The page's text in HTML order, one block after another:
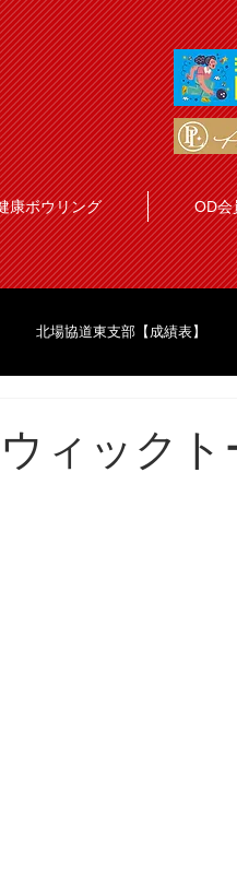
康ボウリング OD会
北場協道東支部【成績表】
ィックト